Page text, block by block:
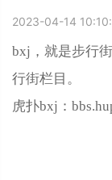
2023-04-14
bxj，就是步行
行街栏目。
虎扑bxj：